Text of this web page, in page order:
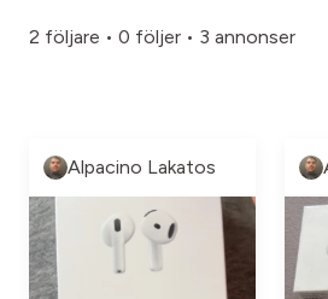
2 följare • 0 följer • 3 annonser
Alpacino Lakatos